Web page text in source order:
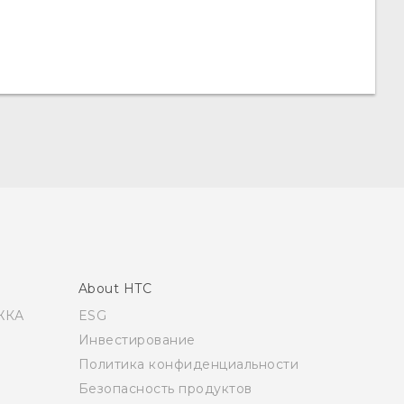
About HTC
ESG
Инвестирование
Политика конфиденциальности
Безопасность продуктов